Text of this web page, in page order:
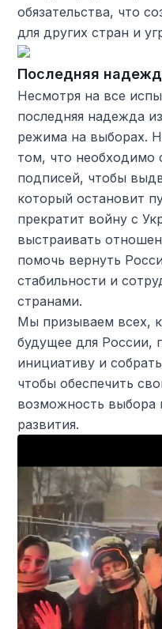
обязательства, что
для других стран и
Последняя
Несмотря на все
последняя надежда
режима на выборах.
том, что необходимо
подписей, чтобы
который остановит
прекратит войну с
выстраивать
помочь вернуть
стабильности и
странами.
Мы призываем всех,
будущее для России,
инициативу и
чтобы обеспечить
возможность выбора
развития.